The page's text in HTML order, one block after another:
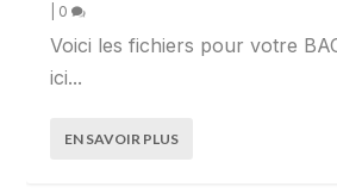
0
Voici les fichiers pour votre
ici...
EN SAVOIR PLUS